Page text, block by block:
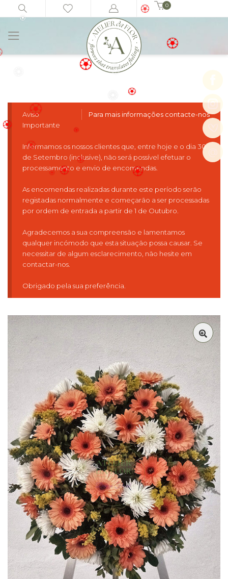
0
Início Arranjos Fúnebres Coroa III
Para mais informações contacte-nos
Aviso
Importante
Informamos os nossos clientes que, entre hoje e o dia 30
de Setembro (inclusive), não será possível efetuar o
processamento e envio de encomendas.
As encomendas realizadas durante este período serão
registadas normalmente e começarão a ser processadas
por ordem de entrada a partir de 1 de Outubro.
Agradecemos a sua compreensão e lamentamos
qualquer incómodo que esta situação possa causar. Se
necessitar de algum esclarecimento, não hesite em
contactar-nos.
Obrigado pela sua preferência.
🔍
🏵️
🏵️
🏵️
🏵️
🏵️
🏵️ 🏵️
🏵️
🏵️
🏵️